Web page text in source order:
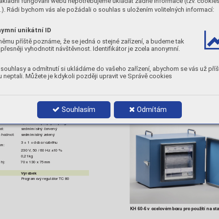
Rádi bychom vás ale požádali o souhlas s uložením volitelných informací:
unikátní ID
příště poznáme, že se jedná o stejné zařízení, a budeme tak
vyhodnotit návštěvnost. Identifikátor je zcela anonymní.
a odmítnutí si ukládáme do vašeho zařízení, abychom se vás už
neptali. Můžete je kdykoli později upravit ve Správě cookies
Souhlasím Odmítám
je dále znáz
programů a v případě potřeby je
5-ti funkčními tlačítky
6, možnost propojení programů
sedmimístný červený
hodnot:
sedmimístný zelený
3 + 1 + doba rozběhu
230 V, 50 / 60 Hz ±10 %
0,21 kg
h): 70 x 130 x 75 mm
Výrobek
Programový regulátor DIGIT 700
Výrobek
Programový regulátor TC 80
KH 60-6
KH 60-6 v ocelovém boxu pro použití na sta